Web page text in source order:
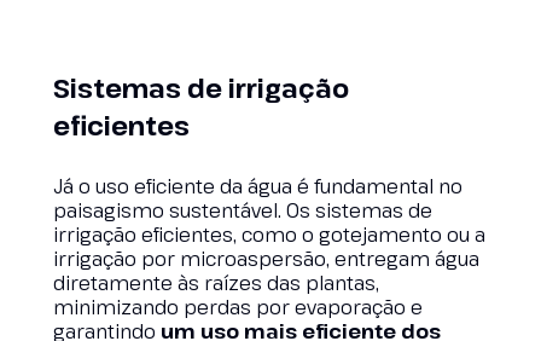
Sistemas de irrigação
eficientes
Já o uso eficiente da água é fundamental no
paisagismo sustentável. Os sistemas de
irrigação eficientes, como o gotejamento ou a
irrigação por microaspersão, entregam água
diretamente às raízes das plantas,
minimizando perdas por evaporação e
garantindo um uso mais eficiente dos